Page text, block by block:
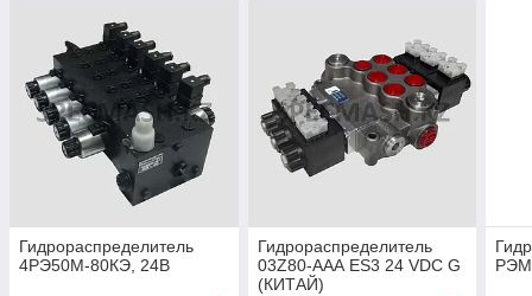
Гидрораспределитель
4РЭ50М-80КЭ, 24В
Гидрораспределитель
03Z80-ААА ES3 24 VDC G
(КИТАЙ)